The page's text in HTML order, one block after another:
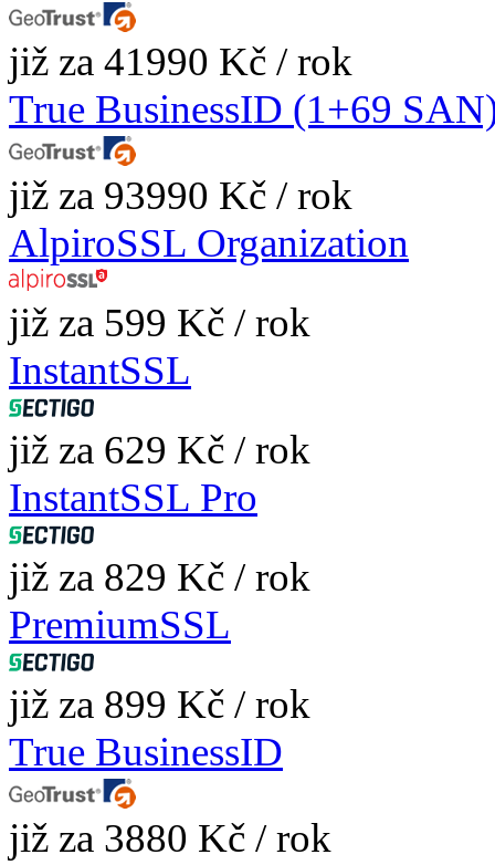
již za 41990 Kč / rok
True BusinessID (1+69
již za 93990 Kč / rok
AlpiroSSL Organization
již za 599 Kč / rok
InstantSSL
již za 629 Kč / rok
InstantSSL Pro
již za 829 Kč / rok
PremiumSSL
již za 899 Kč / rok
True BusinessID
již za 3880 Kč / rok